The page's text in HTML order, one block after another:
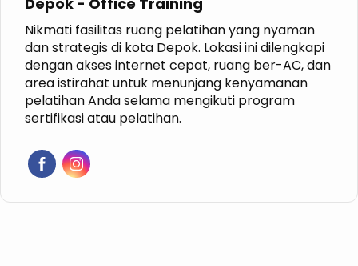
Nikmati fasilitas ruang pelatihan yang nyaman
dan strategis di kota Depok. Lokasi ini dilengkapi
dengan akses internet cepat, ruang ber-AC, dan
area istirahat untuk menunjang kenyamanan
pelatihan Anda selama mengikuti program
sertifikasi atau pelatihan.